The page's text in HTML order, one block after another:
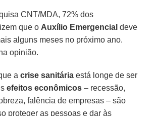
CNT/MDA, 72% dos
que o Auxílio Emergencial deve
alguns meses no próximo ano.
opinião.
acrise sanitária está longe de ser
efeitos econômicos – recessão,
falência de empresas – são
proteger as pessoas e dar às